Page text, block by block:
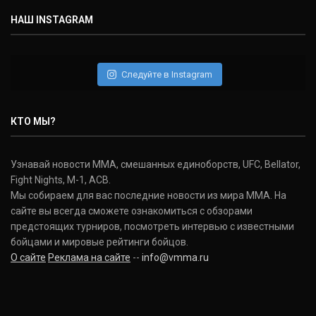
Дэниель Кормье
(22-2-0, 1)
Donald Cerrone
(36-15-0, 1)
Исраэль Адесанья
Israel Adesanya
(19-0-0, 0)
НАШ INSTAGRAM
Следуйте в Instagram
КТО МЫ?
Узнавай новости ММА, смешанных единоборств, UFC, Bellator,
Fight Nights, M-1, ACB.
Мы собираем для вас последние новости из мира ММА. На
сайте вы всегда сможете ознакомиться с обзорами
предстоящих турниров, посмотреть интервью с известными
бойцами и мировые рейтинги бойцов.
О сайте Реклама на сайте -- info@vmma.ru